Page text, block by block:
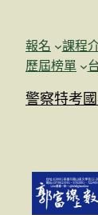
報名 課程
歷屆榜單
警察特考